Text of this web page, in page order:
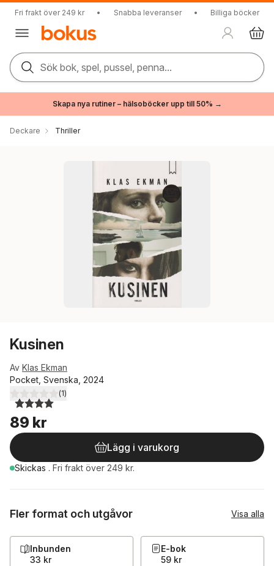
Fri frakt över 249 kr • Snabba leveranser • Billiga böcker
Sök bok, spel, pussel, penna...
Skapa nya rutiner – hälsoböcker upp till 50% →
Deckare Thriller
Kusinen
Av Klas Ekman
Pocket, Svenska, 2024
4,0utav 5 stjärnor. Totalt antal röster:
(1)
89 kr
Lägg i varukorg
Skickas . Fri frakt över 249 kr.
Fler format och utgåvor Visa alla
Inbunden
33 kr
E-bok
59 kr